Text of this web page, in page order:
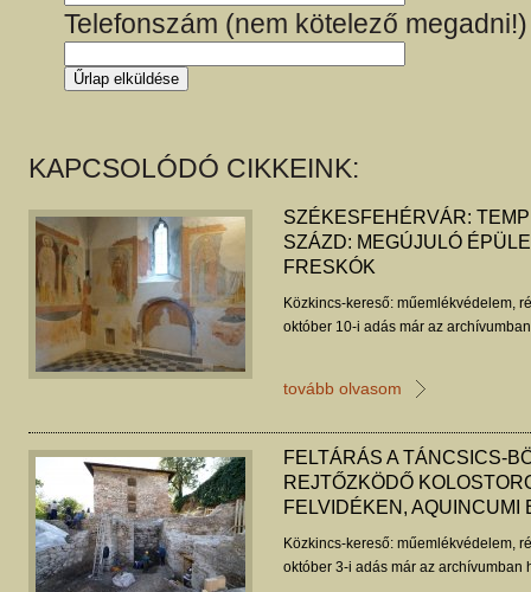
Telefonszám (nem kötelező megadni!)
KAPCSOLÓDÓ CIKKEINK:
SZÉKESFEHÉRVÁR:
SZÁZD: MEGÚJULÓ
FRESKÓK
Közkincs-kereső: műemlékvédelem,
október 10-i adás már az
tovább olvasom
FELTÁRÁS A TÁNCSICS-
REJTŐZKÖDŐ
FELVIDÉKEN, AQUINCUMI
Közkincs-kereső: műemlékvédelem,
október 3-i adás már az archívumban